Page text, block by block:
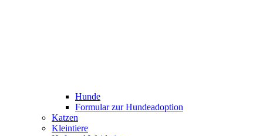
Hunde
Formular zur Hundeadoption
Katzen
Kleintiere